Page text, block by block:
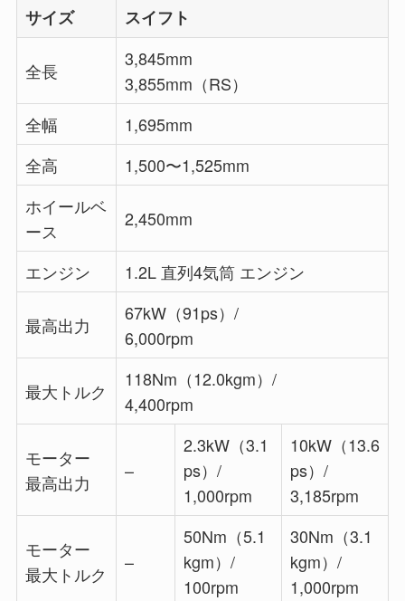
サイズ スイフト
全長
3,845mm
3,855mm（RS）
全幅
1,695mm
全高
1,500〜1,525mm
ホイールベ
ース
2,450mm
エンジン 1.2L 直列4気筒 エンジン
最高出力
67kW（91ps）/
6,000rpm
最大トルク
118Nm（12.0kgm）/
4,400rpm
モーター
最高出力
–
2.3kW（3.1
ps）/
1,000rpm
10kW（13.6
ps）/
3,185rpm
モーター
最大トルク
–
50Nm（5.1
kgm）/
100rpm
30Nm（3.1
kgm）/
1,000rpm